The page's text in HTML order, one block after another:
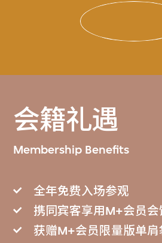
会籍礼遇
Membership Benefits
全年免费入场参观
携同宾客享用M+会员会
获赠M+会员限量版单肩